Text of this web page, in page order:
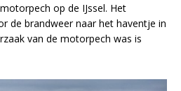
op de IJssel. Het
de brandweer naar het haventje in
van de motorpech was is